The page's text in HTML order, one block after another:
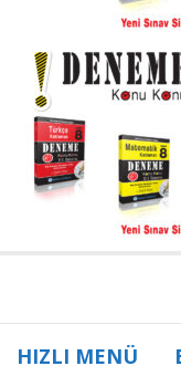
HIZLI MENÜ